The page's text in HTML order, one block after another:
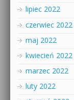
lipiec 2022
czerwiec 2022
maj 2022
kwiecień 2022
marzec 2022
luty 2022